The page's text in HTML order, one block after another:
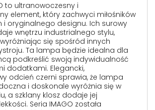
to ultranowoczesny i
element, który zachwyci miłośników
i oryginalnego designu. Ich surowy
wnętrzu industrialnego stylu,
się spośród innych
Ta lampa będzie idealna dla
podkreślić swoją indywidualność
dodatkami. Elegancki,
odcień czerni sprawia, że lampa
i doskonale wyróżnia się w
a szklany klosz dodaje jej
Seria IMAGO została